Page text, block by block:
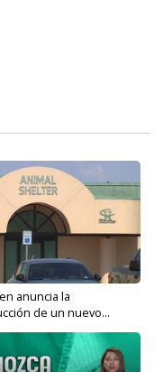
anuncia la
de un nuevo...